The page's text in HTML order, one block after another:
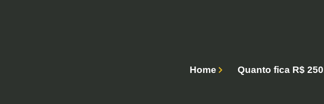
Home Quanto fica R$